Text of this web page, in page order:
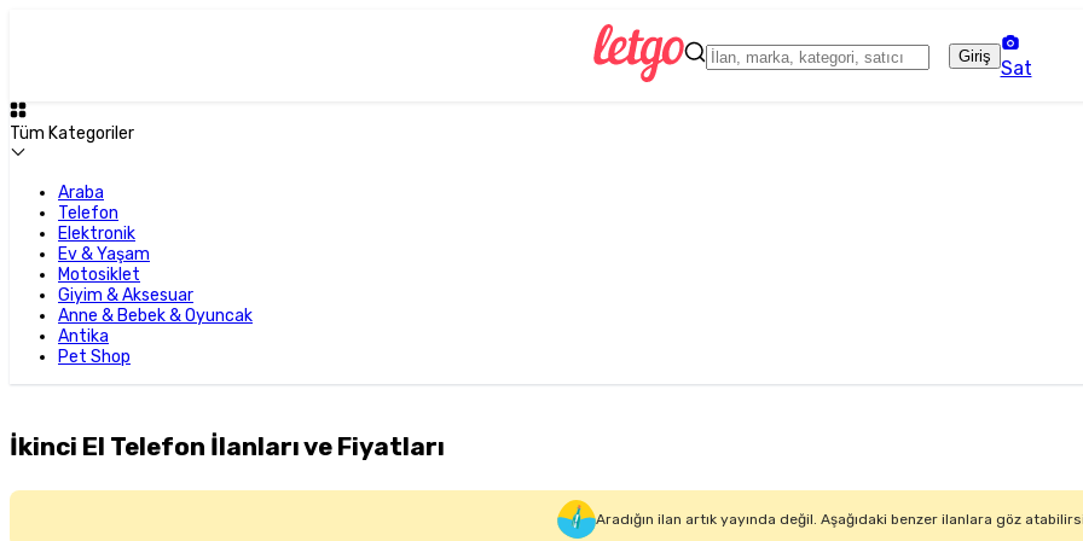
Giriş
Sat
Tüm Kategoriler
Araba
Telefon
Elektronik
Ev & Yaşam
Motosiklet
Giyim & Aksesuar
Anne & Bebek & Oyuncak
Antika
Pet Shop
İkinci El Telefon İlanları ve Fiyatları
Aradığın ilan artık yayında değil. Aşağıdaki benzer ilanlara göz